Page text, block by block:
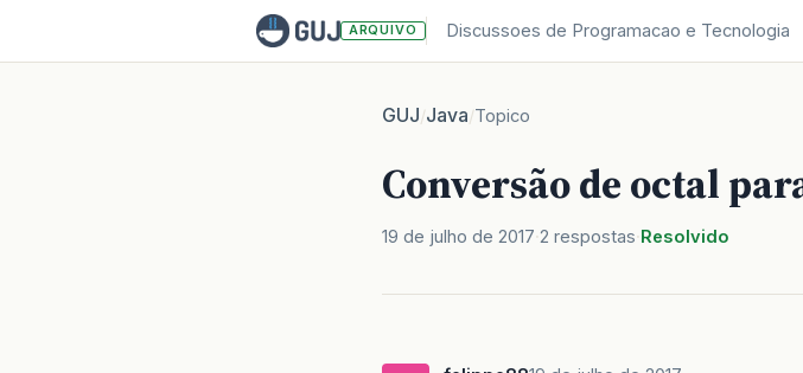
ARQUIVO Discussoes de Programacao e Tecnologia
GUJ/Java/Topico
Conversão de octal
19 de julho de 2017 2 respostas Resolvido